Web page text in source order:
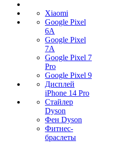
Xiaomi
Google Pixel
6A
Google Pixel
7А
Google Pixel 7
Pro
Google Pixel 9
Дисплей
iPhone 14 Pro
Стайлер
Dyson
Фен Dyson
Фитнес-
браслеты